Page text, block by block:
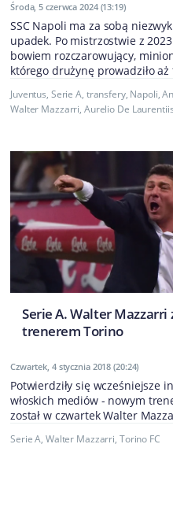
Środa, 5 czerwca 2024 (13:19)
SSC Napoli ma za sobą
upadek. Po mistrzostwie z
bowiem rozczarowujący,
którego drużynę prowadziło
Juventus, Serie A, transfery, Napoli,
Walter Mazzarri, Aurelio De Laurentiis
Serie A. Walter Mazzarri
trenerem Torino
Czwartek, 4 stycznia 2018 (20:24)
Potwierdziły się wcześniejsze
włoskich mediów - nowym
został w czwartek Walter
Serie A, Walter Mazzarri, Torino FC